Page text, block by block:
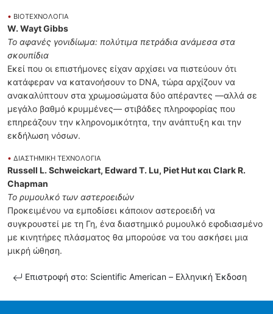
• ΒΙΟΤΕΧΝΟΛΟΓΙΑ
W. Wayt Gibbs
Το αφανές γονιδίωμα: πολύτιμα πετράδια ανάμεσα στα
σκουπίδια
Εκεί που οι επιστήμονες είχαν αρχίσει να πιστεύουν ότι
κατάφεραν να κατανοήσουν το DNA, τώρα αρχίζουν να
ανακαλύπτουν στα χρωμοσώματα δύο απέραντες ―αλλά σε
μεγάλο βαθμό κρυμμένες― στιβάδες πληροφορίας που
επηρεάζουν την κληρονομικότητα, την ανάπτυξη και την
εκδήλωση νόσων.
• ΔΙΑΣΤΗΜΙΚΗ ΤΕΧΝΟΛΟΓΙΑ
Russell L. Schweickart, Edward T. Lu, Piet Hut και Clark R.
Chapman
Το ρυμουλκό των αστεροειδών
Προκειμένου να εμποδίσει κάποιον αστεροειδή να
συγκρουστεί με τη Γη, ένα διαστημικό ρυμουλκό εφοδιασμένο
με κινητήρες πλάσματος θα μπορούσε να του ασκήσει μια
μικρή ώθηση.
Επιστροφή στο: Scientific American – Ελληνική Έκδοση